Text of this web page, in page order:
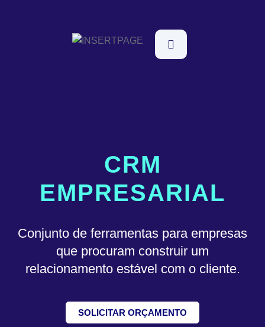
CRM
EMPRESARIAL
Conjunto de ferramentas para empresas
que procuram construir um
relacionamento estável com o cliente.
SOLICITAR ORÇAMENTO